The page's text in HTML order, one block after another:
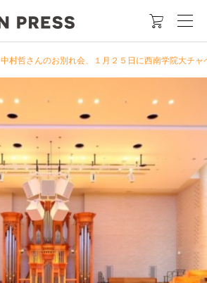

中村哲さんのお別れ会、１月２５日に西南学院大チャ